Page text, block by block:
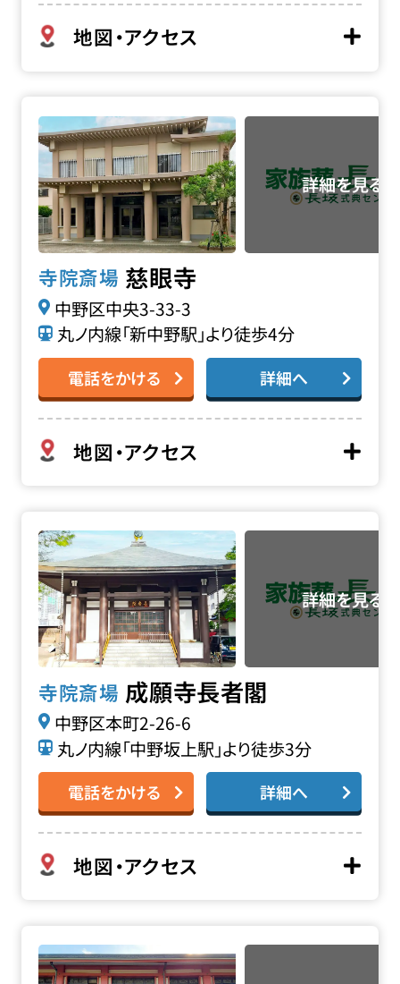
地図・アクセス
寺院斎場 慈眼寺
中野区中央3-33-3
丸ノ内線「新中野駅」より徒歩4分
電話をかける 詳細へ
地図・アクセス
寺院斎場 成願寺長者閣
中野区本町2-26-6
丸ノ内線「中野坂上駅」より徒歩3分
電話をかける 詳細へ
地図・アクセス
新井薬師梅照院 大悲殿の詳細へ